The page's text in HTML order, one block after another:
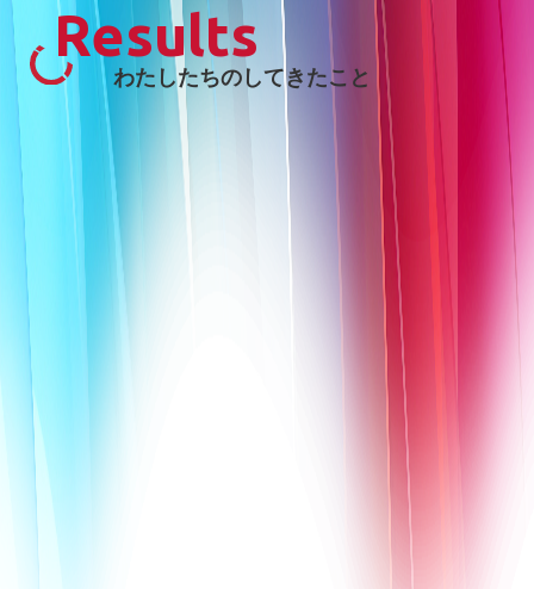
Results
わたしたちのしてきたこと